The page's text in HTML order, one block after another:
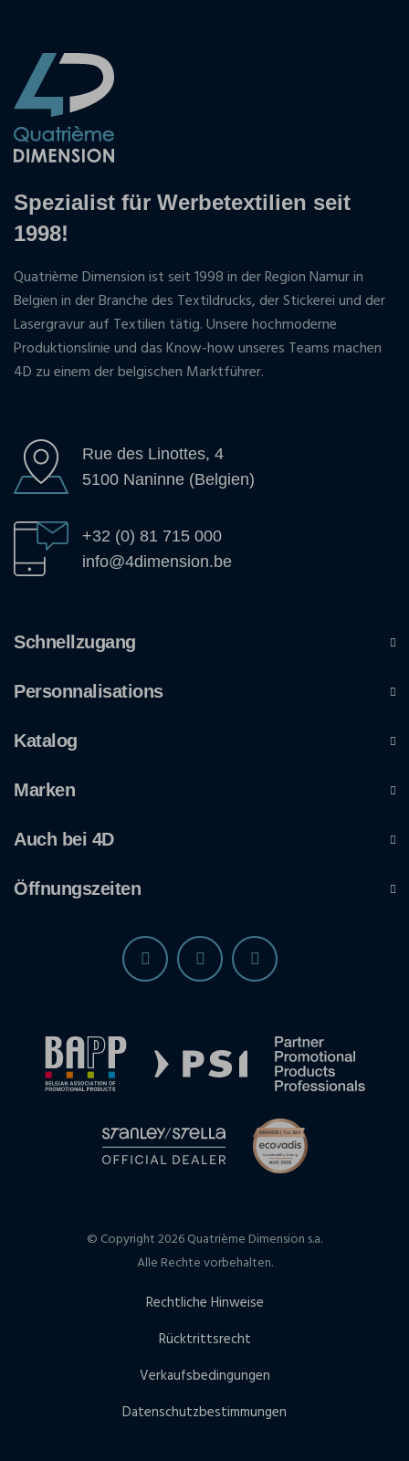
Spezialist für Werbetextilien seit
1998!
Quatrième Dimension ist seit 1998 in der Region Namur in
Belgien in der Branche des Textildrucks, der Stickerei und der
Lasergravur auf Textilien tätig. Unsere hochmoderne
Produktionslinie und das Know-how unseres Teams machen
4D zu einem der belgischen Marktführer.
Rue des Linottes, 4
5100 Naninne (Belgien)
+32 (0) 81 715 000
info@4dimension.be
Schnellzugang
Personnalisations
Katalog
Marken
Auch bei 4D
Öffnungszeiten
© Copyright 2026 Quatrième Dimension s.a.
Alle Rechte vorbehalten.
Rechtliche Hinweise
Rücktrittsrecht
Verkaufsbedingungen
Datenschutzbestimmungen